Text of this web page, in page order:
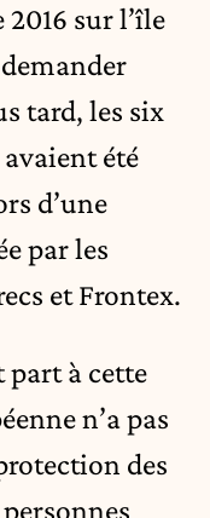
sur l’île
tard, les six
été
d’une
par les
et Frontex.
part à cette
n’a pas
des